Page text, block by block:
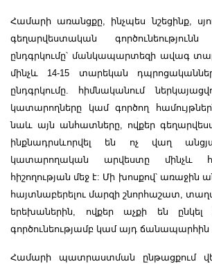
Համարի առանցքը, ինչպես նշեցինք,
գեղարվեստական
ընդգրկումը՝ մանկապարտեզի ավագ
մինչև 14-15 տարեկան
ընդգրկումը. հիմնականում
կատարողները կամ գործող
նաև այն անհատները, ովքեր
ինքնադրսևորվել են ոչ վաղ
կատարողական արվեստը մինչև
հիշողության մեջ է: Մի խոսքով՝ առաջին
հայտնաբերելու մարզի շնորհաշատ,
երեխաներին, ովքեր աչքի են ընկել
գործունեությամբ կամ այդ ճանապարհին
Համարի պատրաստման ընթացքում